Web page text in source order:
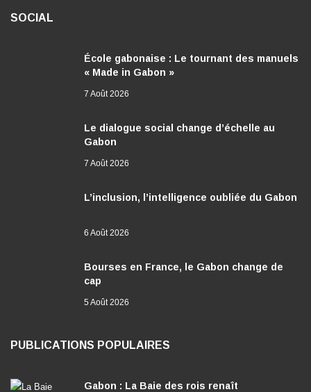
SOCIAL
École gabonaise : Le tournant des manuels
« Made in Gabon »
7 Août 2026
Le dialogue social change d’échelle au
Gabon
7 Août 2026
L’inclusion, l’intelligence oubliée du Gabon
6 Août 2026
Bourses en France, le Gabon change de
cap
5 Août 2026
PUBLICATIONS POPULAIRES
Gabon : La Baie des rois renaît